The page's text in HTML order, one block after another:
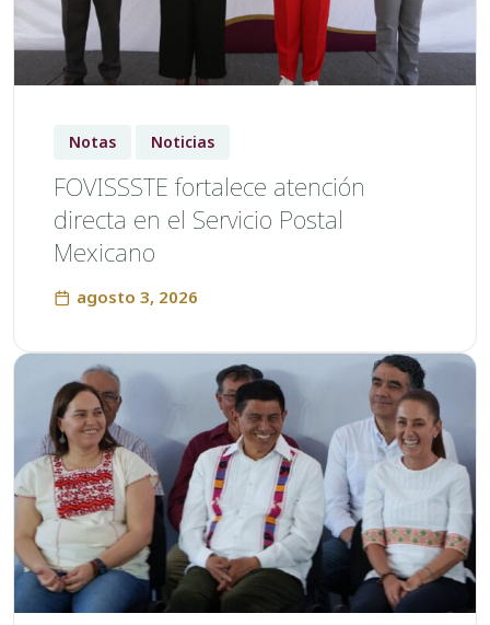
Notas Noticias
FOVISSSTE fortalece atención
directa en el Servicio Postal
Mexicano
agosto 3, 2026